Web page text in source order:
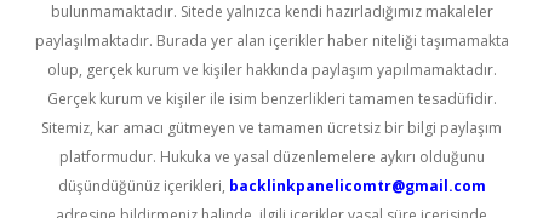
bulunmamaktadır. Sitede yalnızca kendi hazırladığımız makaleler
paylaşılmaktadır. Burada yer alan içerikler haber niteliği taşımamakta
olup, gerçek kurum ve kişiler hakkında paylaşım yapılmamaktadır.
Gerçek kurum ve kişiler ile isim benzerlikleri tamamen tesadüfidir.
Sitemiz, kar amacı gütmeyen ve tamamen ücretsiz bir bilgi paylaşım
platformudur. Hukuka ve yasal düzenlemelere aykırı olduğunu
düşündüğünüz içerikleri, backlinkpanelicomtr@gmail.com